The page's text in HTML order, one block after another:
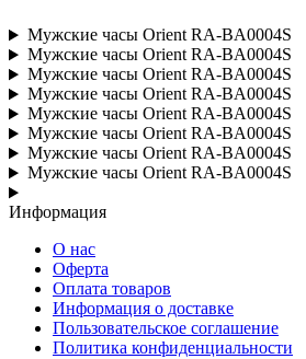
Мужские часы Orient RA-BA0004S
Мужские часы Orient RA-BA0004S
Мужские часы Orient RA-BA0004S
Мужские часы Orient RA-BA0004S
Мужские часы Orient RA-BA0004S
Мужские часы Orient RA-BA0004S
Мужские часы Orient RA-BA0004S
Мужские часы Orient RA-BA0004S
Информация
О нас
Оферта
Оплата товаров
Информация о доставке
Пользовательское соглашение
Политика конфиденциальности